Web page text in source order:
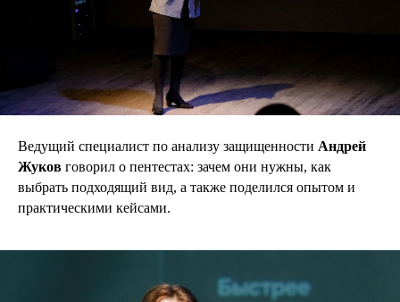
Ведущий специалист по анализу защищенности Андрей
Жуков говорил о пентестах: зачем они нужны, как
выбрать подходящий вид, а также поделился опытом и
практическими кейсами.